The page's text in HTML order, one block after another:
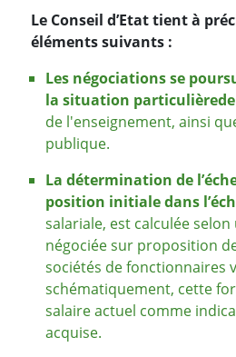
Le Conseil d’Etat tient à
éléments suivants :
Les négociations se
la situation particulièrede
de l'enseignement, ainsi
publique.
La détermination de
position initiale dans
salariale, est calculée
négociée sur proposition
sociétés de fonctionnaires
schématiquement, cette
salaire actuel comme
acquise.